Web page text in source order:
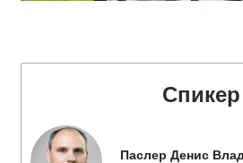
Спикер
Паслер Денис